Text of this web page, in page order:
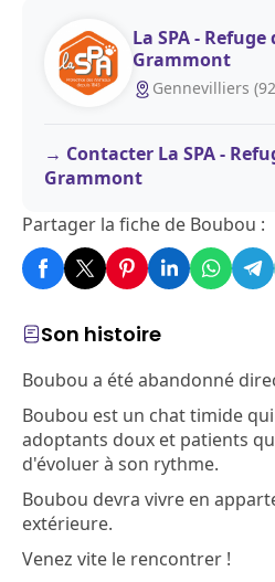
Son histoire
Boubou a été abandonné
Boubou est un chat timide
adoptants doux et patients
d'évoluer à son rythme.
Boubou devra vivre en
extérieure.
Venez vite le rencontrer !
La SPA -
Grammont
Gennevilliers
Contacter La SPA -
Grammont
Partager la fiche de Boubou :